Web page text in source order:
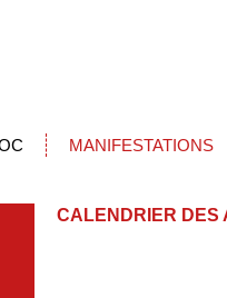
MANIFESTATIONS
CALENDRIER DES